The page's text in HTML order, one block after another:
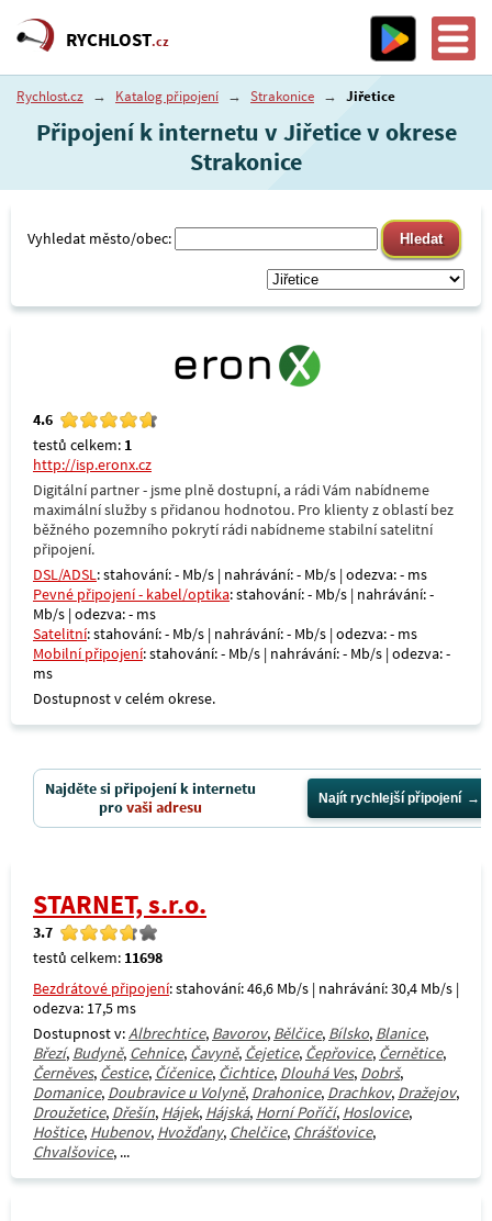
RYCHLOST.cz
Rychlost.cz → Katalog připojení → Strakonice → Jiřetice
Připojení k internetu v Jiřetice v okrese
Strakonice
Vyhledat město/obec:
4.6
testů celkem: 1
http://isp.eronx.cz
Digitální partner - jsme plně dostupní, a rádi Vám nabídneme
maximální služby s přidanou hodnotou. Pro klienty z oblastí bez
běžného pozemního pokrytí rádi nabídneme stabilní satelitní
připojení.
DSL/ADSL: stahování: - Mb/s | nahrávání: - Mb/s | odezva: - ms
Pevné připojení - kabel/optika: stahování: - Mb/s | nahrávání: -
Mb/s | odezva: - ms
Satelitní: stahování: - Mb/s | nahrávání: - Mb/s | odezva: - ms
Mobilní připojení: stahování: - Mb/s | nahrávání: - Mb/s | odezva: -
ms
Dostupnost v celém okrese.
Najděte si připojení k internetu
provaši adresu Najít rychlejší připojení
STARNET, s.r.o.
3.7
testů celkem: 11698
Bezdrátové připojení: stahování: 46,6 Mb/s | nahrávání: 30,4 Mb/s |
odezva: 17,5 ms
Dostupnost v:Albrechtice, Bavorov, Bělčice, Bílsko, Blanice,
Březí, Budyně, Cehnice, Čavyně, Čejetice, Čepřovice, Černětice,
Černěves, Čestice, Číčenice, Čichtice, Dlouhá Ves, Dobrš,
Domanice, Doubravice u Volyně, Drahonice, Drachkov, Dražejov,
Droužetice, Dřešín, Hájek, Hájská, Horní Poříčí, Hoslovice,
Hoštice, Hubenov, Hvožďany, Chelčice, Chrášťovice,
Chvalšovice, ...